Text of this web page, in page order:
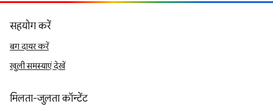
सहयोग करें
बग दायर करें
खुली समस्याएं देखें
मिलता-जुलता कॉन्टेंट